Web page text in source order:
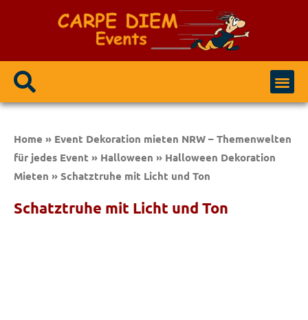
Home » Event Dekoration mieten NRW – Themenwelten
für jedes Event » Halloween » Halloween Dekoration
Mieten » Schatztruhe mit Licht und Ton
Schatztruhe mit Licht und Ton